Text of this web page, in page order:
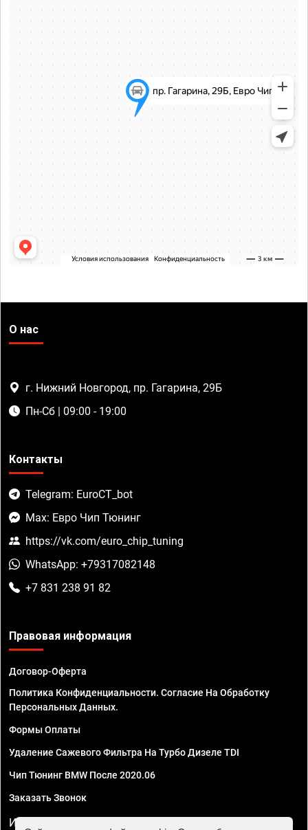
О нас
г. Нижний Новгород, пр. Гагарина, 29Б
Пн-Сб | 09:00 - 19:00
Контакты
Telegram: EuroCT_bot
Max: Евро Чип Тюнинг
https://vk.com/euro_chip_tuning
WhatsApp: +79317082148
+7 831 238 91 82
Правовая информация
Договор-Оферта
Политика Конфиденциальности. Согласие На Обработку
Персональных Данных.
Формы Оплаты
Удаление Сажевого Фильтра На Турбо Дизеле TDI
Чип Тюнинг BMW После 2020.06
Заказать Звонок
ИП Смирнов Георгий Павлович. ИНН 781302555843,